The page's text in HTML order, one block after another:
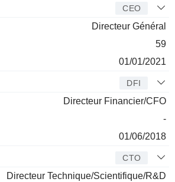
CEO
Directeur Général
59
01/01/2021
DFI
Directeur Financier/CFO
-
01/06/2018
CTO
Directeur Technique/Scientifique/R&D